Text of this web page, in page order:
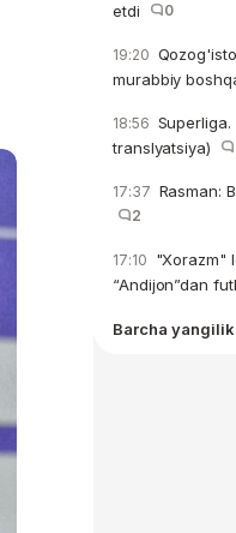
etdi
0
19:20
murabbiy
18:56
translyatsiya)
17:37 Rasman:
2
17:10 "Xorazm"
“Andijon”dan
Barcha